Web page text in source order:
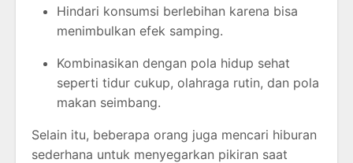
Hindari konsumsi berlebihan karena bisa
menimbulkan efek samping.
Kombinasikan dengan pola hidup sehat
seperti tidur cukup, olahraga rutin, dan pola
makan seimbang.
Selain itu, beberapa orang juga mencari hiburan
sederhana untuk menyegarkan pikiran saat